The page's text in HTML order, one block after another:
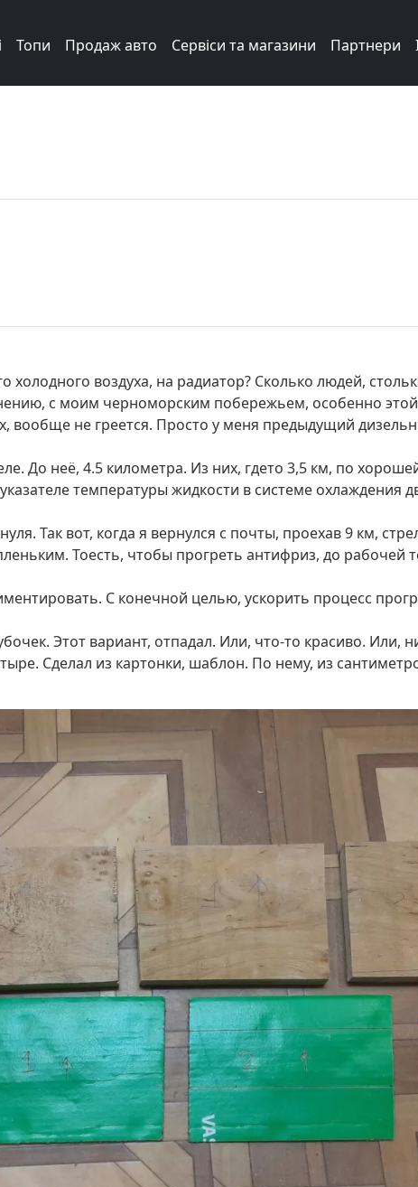
Топи Продаж авто Сервіси та магазини Партнери
воздуха, на радиатор? Сколько людей,
с моим черноморским побережьем, особенно этой
вообще не греется. Просто у меня предыдущий
До неё, 4.5 километра. Из них, гдето 3,5 км, по
температуры жидкости в системе охлаждения
Так вот, когда я вернулся с почты, проехав 9 км,
Тоесть, чтобы прогреть антифриз, до
С конечной целью, ускорить процесс
Этот вариант, отпадал. Или, что-то красиво. Или,
Сделал из картонки, шаблон. По нему, из